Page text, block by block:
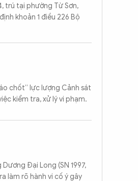
trú tại phường Từ Sơn,
khoản 1 điều 226 Bộ
chốt” lực lượng Cảnh sát
kiểm tra, xử lý vi phạm.
Đại Long (SN 1997,
làm rõ hành vi cố ý gây